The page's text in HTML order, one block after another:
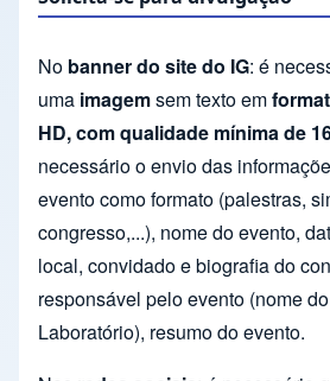
No banner do site do IG: é
uma imagemsem texto em
HD, com qualidade mínima de
necessário o envio das
evento como formato (palestras,
congresso,...), nome do evento,
local, convidado e biografia do
responsável pelo evento (nome
Laboratório), resumo do evento.